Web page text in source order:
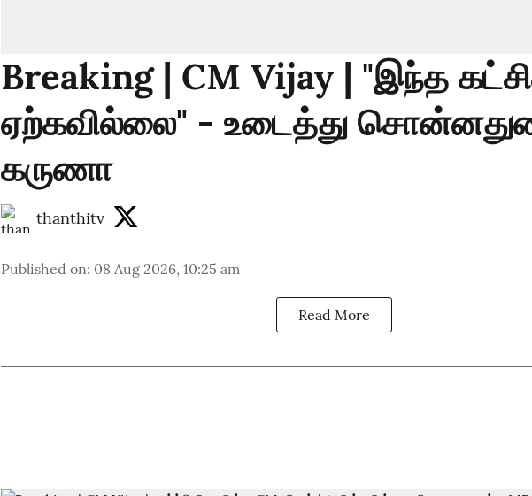
Breaking | CM Vijay | "இந்த
ஏற்கவில்லை" - உடைத்து
கருணா
thanthitv
Published on: 08 Aug 2026, 10:25 am
Read More